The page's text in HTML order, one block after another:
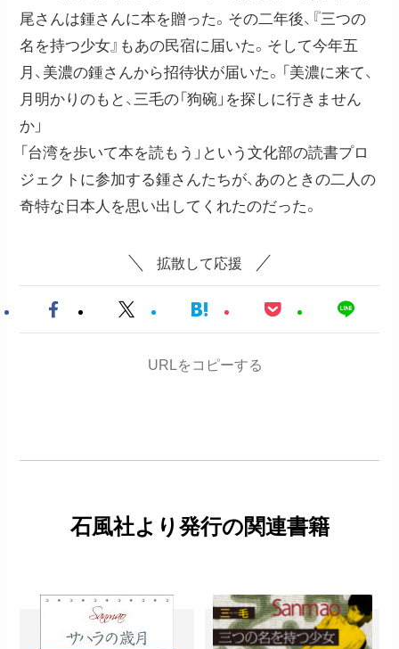
尾さんは鍾さんに本を贈った。その二年後、『三つの
名を持つ少女』もあの民宿に届いた。そして今年五
月、美濃の鍾さんから招待状が届いた。「美濃に来て、
月明かりのもと、三毛の「狗碗」を探しに行きません
か」
「台湾を歩いて本を読もう」という文化部の読書プロ
ジェクトに参加する鍾さんたちが、あのときの二人の
奇特な日本人を思い出してくれたのだった。
拡散して応援
URLをコピーする
石風社より発行の関連書籍